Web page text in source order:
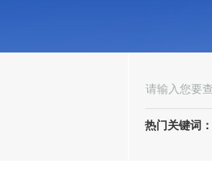
热门关键词：